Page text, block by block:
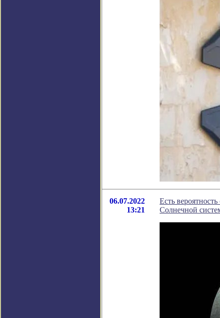
06.07.2022
13:21
Есть
Солнечной